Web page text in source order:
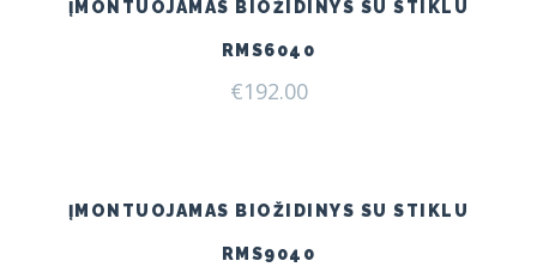
ĮMONTUOJAMAS BIOŽIDINYS SU STIKLU
RMS6040
€192.00
ĮMONTUOJAMAS BIOŽIDINYS SU STIKLU
RMS9040